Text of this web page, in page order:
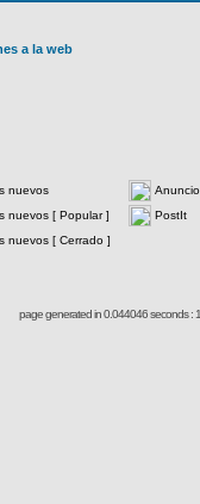
a la web
nuevos
Anuncio
nuevos [ Popular ]
PostIt
nuevos [ Cerrado ]
page generated in 0.044046 seconds :